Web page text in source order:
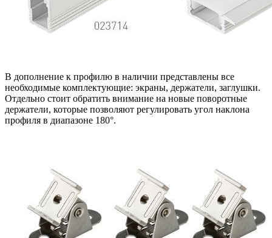
В дополнение к профилю в наличии представлены все
необходимые комплектующие: экраны, держатели, заглушки.
Отдельно стоит обратить внимание на новые поворотные
держатели, которые позволяют регулировать угол наклона
профиля в диапазоне 180°.